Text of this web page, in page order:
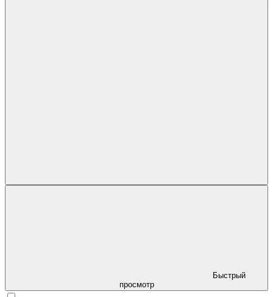
Быстрый
просмотр